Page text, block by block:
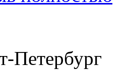
Петербург